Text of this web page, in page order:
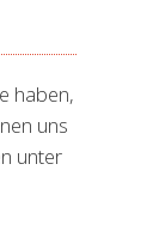
haben,
uns
unter